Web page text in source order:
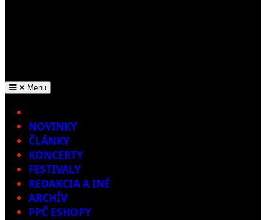
Menu
NOVINKY
ČLÁNKY
KONCERTY
FESTIVALY
REDAKCIA A INÉ
ARCHÍV
PPČ ESHOPY